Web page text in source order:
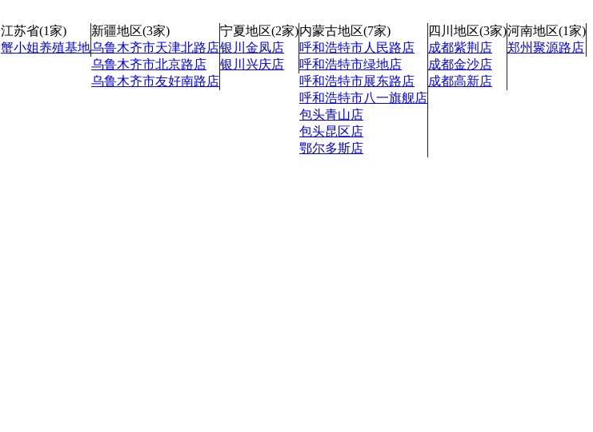
河南地区(1家)
郑州聚源路店
四川地区(3家)
成都紫荆店
成都金沙店
成都高新店
内蒙古地区(7家)
呼和浩特市人民路店
呼和浩特市绿地店
呼和浩特市展东路店
呼和浩特市八一旗舰店
包头青山店
包头昆区店
鄂尔多斯店
宁夏地区(2家)
银川金凤店
银川兴庆店
新疆地区(3家)
乌鲁木齐市天津北路店
乌鲁木齐市北京路店
乌鲁木齐市友好南路店
江苏省(1家)
蟹小姐养殖基地